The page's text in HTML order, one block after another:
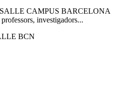
CAMPUS BARCELONA
investigadors...
BCN